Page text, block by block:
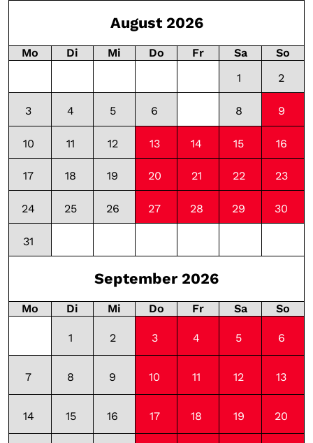
August 2026
Mo Di Mi Do Fr Sa
So
1
2
3 4 5 6 8 9
10 11 12 13 14 15 16
17 18 19 20 21 22 23
24 25 26 27 28 29 30
31
September 2026
Mo Di Mi Do Fr Sa So
1 2 3 4 5 6
7 8 9 10 11 12 13
14 15 16 17 18 19 20